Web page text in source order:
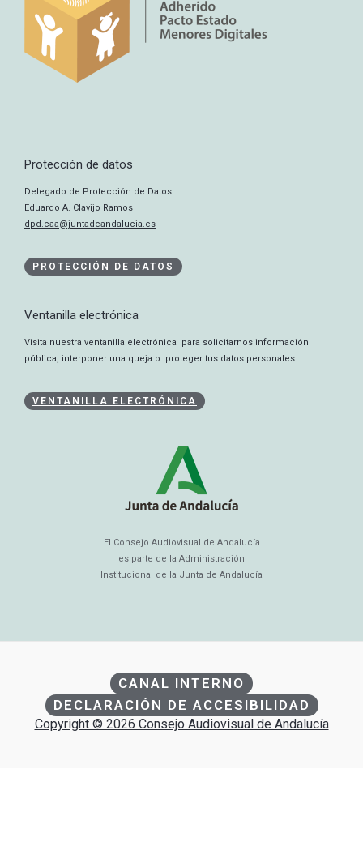
Protección de datos
Delegado de Protección de Datos
Eduardo A. Clavijo Ramos
dpd.caa@juntadeandalucia.es
PROTECCIÓN DE DATOS
Ventanilla electrónica
Visita nuestra ventanilla electrónica para solicitarnos información
pública, interponer una queja o proteger tus datos personales.
VENTANILLA ELECTRÓNICA
El Consejo Audiovisual de Andalucía
es parte de la Administración
Institucional de la Junta de Andalucía
CANAL INTERNO
DECLARACIÓN DE ACCESIBILIDAD
Copyright © 2026 Consejo Audiovisual de Andalucía